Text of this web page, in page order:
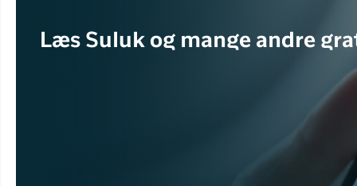
Læs Suluk og mange andre